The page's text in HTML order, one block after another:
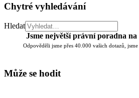
Chytré vyhledávání
Hledat
Jsme největší právní poradna na
Odpověděli jsme přes 40.000 vašich dotazů,
Může se hodit